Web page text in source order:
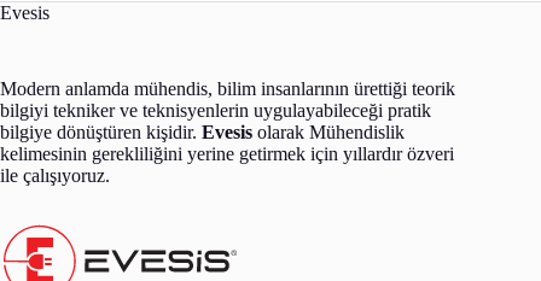
Evesis
Modern anlamda mühendis, bilim insanlarının ürettiği teorik
bilgiyi tekniker ve teknisyenlerin uygulayabileceği pratik
bilgiye dönüştüren kişidir. Evesis olarak Mühendislik
kelimesinin gerekliliğini yerine getirmek için yıllardır özveri
ile çalışıyoruz.